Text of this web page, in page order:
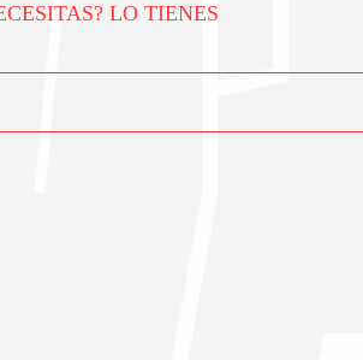
LO TIENES